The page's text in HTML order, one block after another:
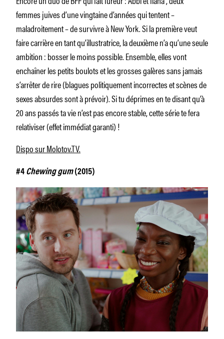
femmes juives d’une vingtaine d’années qui tentent –
maladroitement – de survivre à New York. Si la première veut
faire carrière en tant qu’illustratrice, la deuxième n’a qu’une seule
ambition : bosser le moins possible. Ensemble, elles vont
enchaîner les petits boulots et les grosses galères sans jamais
s’arrêter de rire (blagues politiquement incorrectes et scènes de
sexes absurdes sont à prévoir). Si tu déprimes en te disant qu’à
20 ans passés ta vie n’est pas encore stable, cette série te fera
relativiser (effet immédiat garanti) !
Dispo sur Molotov.TV.
#4 Chewing gum(2015)